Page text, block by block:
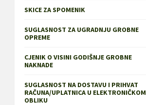
SKICE ZA SPOMENIK
SUGLASNOST ZA UGRADNJU GROBNE
OPREME
CJENIK O VISINI GODIŠNJE GROBNE
NAKNADE
SUGLASNOST NA DOSTAVU I PRIHVAT
RAČUNA/UPLATNICA U ELEKTRONIČKOM
OBLIKU